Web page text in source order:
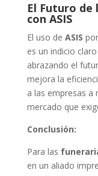
El Futuro de
con ASIS
El uso de ASIS
es un indicio
abrazando el
mejora la
a las empresas a
mercado que
Conclusión:
Para las
en un aliado